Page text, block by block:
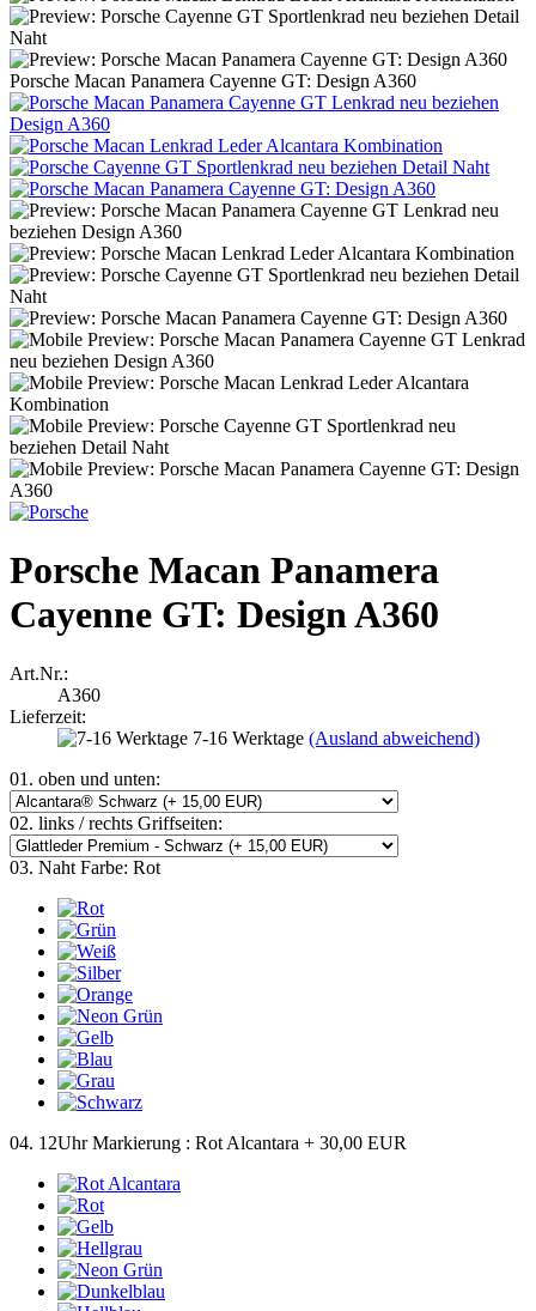
Porsche Macan Panamera Cayenne GT: Design A360
Porsche Macan Panamera
Cayenne GT: Design A360
Art.Nr.:
A360
Lieferzeit:
7-16 Werktage (Ausland abweichend)
01. oben und unten:
02. links / rechts Griffseiten:
03. Naht Farbe: Rot
04. 12Uhr Markierung : Rot Alcantara + 30,00 EUR